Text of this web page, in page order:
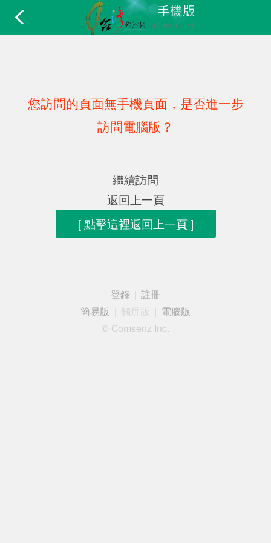
您訪問的頁面無手機頁面，是否進一步
訪問電腦版？
繼續訪問
返回上一頁
[ 點擊這裡返回上一頁 ]
登錄
註冊
簡易版
觸屏版
電腦版
© Comsenz Inc.